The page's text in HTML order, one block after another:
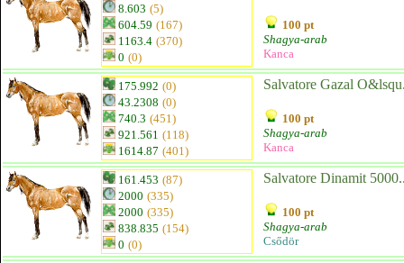
8.603 (5)
604.59 (167)
1163.4 (370)
0 (0)
100 pt
Shagya-arab
Kanca
175.992 (0)
43.2308 (0)
740.3 (451)
921.561 (118)
1614.87 (401)
Salvatore Gazal
100 pt
Shagya-arab
Kanca
161.453 (87)
2000 (335)
2000 (335)
838.835 (154)
0 (0)
Salvatore Dinamit
100 pt
Shagya-arab
Csődör